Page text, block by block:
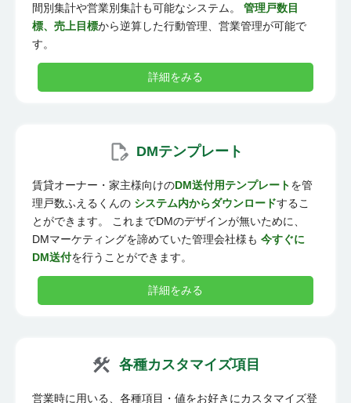
間別集計や営業別集計も可能なシステム。 管理戸数目
標、売上目標から逆算した行動管理、営業管理が可能で
す。
詳細をみる
DMテンプレート
賃貸オーナー・家主様向けのDM送付用テンプレートを管
理戸数ふえるくんの システム内からダウンロードするこ
とができます。 これまでDMのデザインが無いために、
DMマーケティングを諦めていた管理会社様も 今すぐに
DM送付を行うことができます。
詳細をみる
各種カスタマイズ項目
営業時に用いる、各種項目・値をお好きにカスタマイズ登